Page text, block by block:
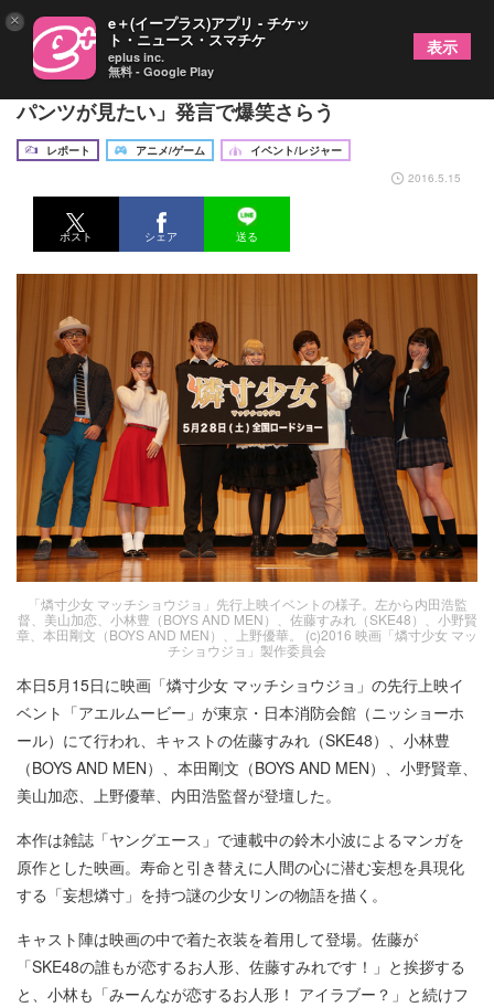
「燐寸少女」イベント、ボイメン本田「上野さんの
パンツが見たい」発言で爆笑さらう
レポート アニメ/ゲーム
イベント/レジャー
2016.5.15
ポスト シェア 送る
「燐寸少女 マッチショウジョ」先行上映イベントの様子。左から内田浩監
督、美山加恋、小林豊（BOYS AND MEN）、佐藤すみれ（SKE48）、小野賢
章、本田剛文（BOYS AND MEN）、上野優華。 (c)2016 映画「燐寸少女 マッ
チショウジョ」製作委員会
本日5月15日に映画「燐寸少女 マッチショウジョ」の先行上映イ
ベント「アエルムービー」が東京・日本消防会館（ニッショーホ
ール）にて行われ、キャストの佐藤すみれ（SKE48）、小林豊
（BOYS AND MEN）、本田剛文（BOYS AND MEN）、小野賢章、
美山加恋、上野優華、内田浩監督が登壇した。
本作は雑誌「ヤングエース」で連載中の鈴木小波によるマンガを
原作とした映画。寿命と引き替えに人間の心に潜む妄想を具現化
する「妄想燐寸」を持つ謎の少女リンの物語を描く。
キャスト陣は映画の中で着た衣装を着用して登場。佐藤が
「SKE48の誰もが恋するお人形、佐藤すみれです！」と挨拶する
と、小林も「みーんなが恋するお人形！ アイラブー？」と続けフ
× e＋(イープラス)アプリ - チケッ
ト・ニュース・スマチケ
eplus inc.
無料 - Google Play
表示